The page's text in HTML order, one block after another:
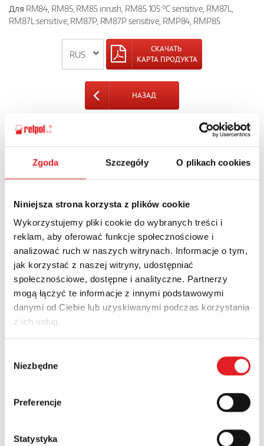
Zgoda Szczegóły O plikach cookies
Niniejsza strona korzysta z plików cookie
Wykorzystujemy pliki cookie do wybranych treści i
reklam, aby oferować funkcje społecznościowe i
analizować ruch w naszych witrynach. Informacje o tym,
jak korzystać z naszej witryny, udostępniać
społecznościowe, dostępne i analityczne. Partnerzy
mogą łączyć te informacje z innymi podstawowymi
danymi od Ciebie lub uzyskiwanymi podczas korzystania
z ich usług.
zgody
Niezbędne
Preferencje
Statystyka
Для RM84, RM85, RM85 inrush, RM85 105 °C sensitive, RM87L,
RM87L sensitive, RM87P, RM87P sensitive, RMP84, RMP85
СКАЧАТЬ
КАРТА ПРОДУКТА
НАЗАД
Спросите подробности
предложения
Имя и фамилия: *
Электронная почта: *
Компания:
Содержание: *